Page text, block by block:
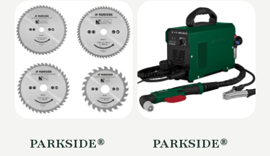
PARKSIDE®
PARKSIDE®